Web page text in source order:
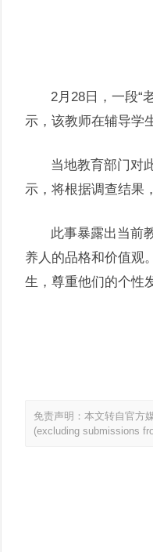
2月28日，一段“
示，该教师在辅导学
当地教育部门对
示，将根据调查结果
此事暴露出当前
养人的品格和价值观
生，尊重他们的个性
免责声明：本文转自官方
(excluding submissions